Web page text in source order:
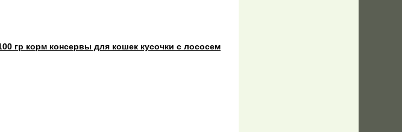
гр корм консервы для кошек кусочки с лососем